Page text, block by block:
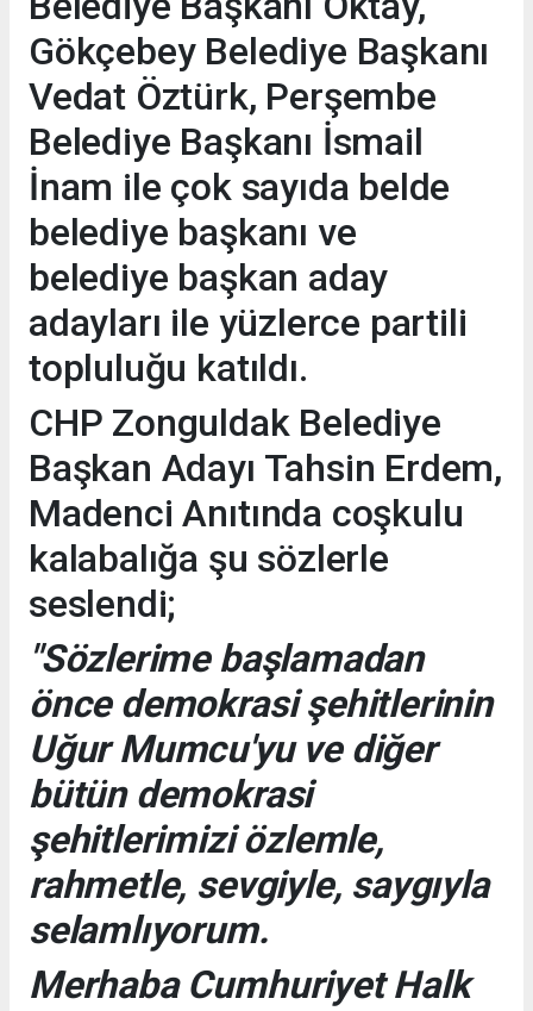
Gökçebey Belediye Başkanı
Vedat Öztürk, Perşembe
Belediye Başkanı İsmail
İnam ile çok sayıda belde
belediye başkanı ve
belediye başkan aday
adayları ile yüzlerce partili
topluluğu katıldı.
CHP Zonguldak Belediye
Başkan Adayı Tahsin Erdem,
Madenci Anıtında coşkulu
kalabalığa şu sözlerle
seslendi;
"Sözlerime başlamadan
önce demokrasi şehitlerinin
Uğur Mumcu'yu ve diğer
bütün demokrasi
şehitlerimizi özlemle,
rahmetle, sevgiyle, saygıyla
selamlıyorum.
Merhaba Cumhuriyet Halk